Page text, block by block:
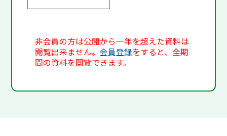
非会員の方は公開から一年を超えた資料は
閲覧出来ません。会員登録をすると、全期
間の資料を閲覧できます。